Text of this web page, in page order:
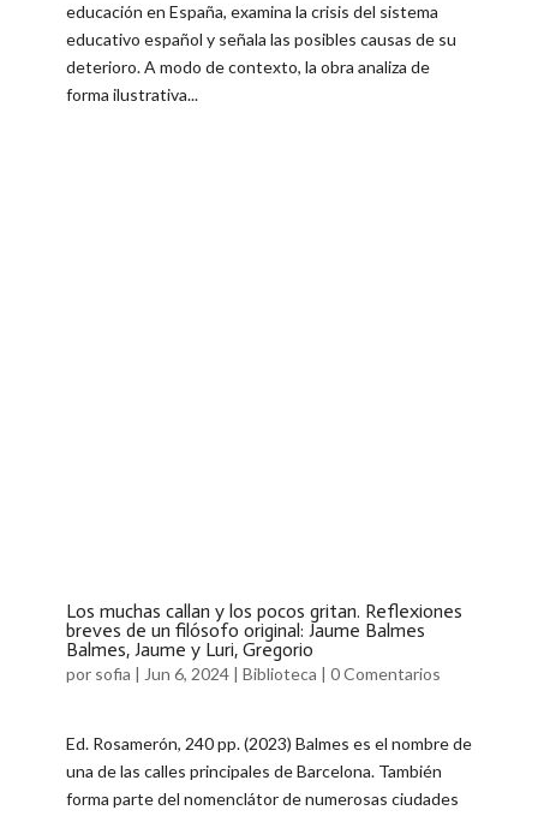
educación en España, examina la crisis del sistema
educativo español y señala las posibles causas de su
deterioro. A modo de contexto, la obra analiza de
forma ilustrativa...
Los muchas callan y los pocos gritan. Reflexiones
breves de un filósofo original: Jaume Balmes
Balmes, Jaume y Luri, Gregorio
por sofia | Jun 6, 2024| Biblioteca | 0 Comentarios
Ed. Rosamerón, 240 pp. (2023) Balmes es el nombre de
una de las calles principales de Barcelona. También
forma parte del nomenclátor de numerosas ciudades